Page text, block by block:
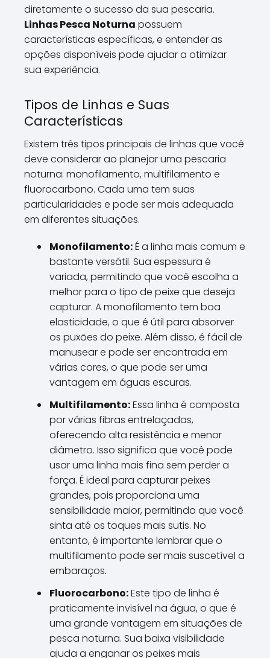
diretamente o sucesso da sua pescaria.
Linhas Pesca Noturna possuem
características específicas, e entender as
opções disponíveis pode ajudar a otimizar
sua experiência.
Tipos de Linhas e Suas
Características
Existem três tipos principais de linhas que você
deve considerar ao planejar uma pescaria
noturna: monofilamento, multifilamento e
fluorocarbono. Cada uma tem suas
particularidades e pode ser mais adequada
em diferentes situações.
Monofilamento:É a linha mais comum e
bastante versátil. Sua espessura é
variada, permitindo que você escolha a
melhor para o tipo de peixe que deseja
capturar. A monofilamento tem boa
elasticidade, o que é útil para absorver
os puxões do peixe. Além disso, é fácil de
manusear e pode ser encontrada em
várias cores, o que pode ser uma
vantagem em águas escuras.
Multifilamento:Essa linha é composta
por várias fibras entrelaçadas,
oferecendo alta resistência e menor
diâmetro. Isso significa que você pode
usar uma linha mais fina sem perder a
força. É ideal para capturar peixes
grandes, pois proporciona uma
sensibilidade maior, permitindo que você
sinta até os toques mais sutis. No
entanto, é importante lembrar que o
multifilamento pode ser mais suscetível a
embaraços.
Fluorocarbono:Este tipo de linha é
praticamente invisível na água, o que é
uma grande vantagem em situações de
pesca noturna. Sua baixa visibilidade
ajuda a enganar os peixes mais